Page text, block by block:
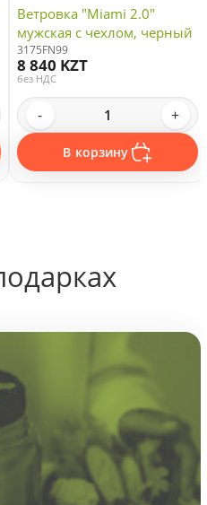
Ветровка "Miami 2.0"
мужская с чехлом, черный
3175FN99
8 840 KZT
без НДС
- +
В корзину